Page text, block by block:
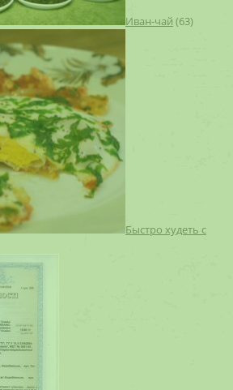
Иван-чай (63)
Быстро худеть с